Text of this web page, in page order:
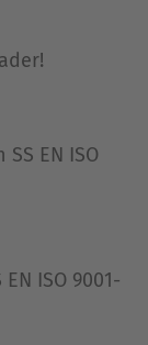
EN ISO
ISO 9001-